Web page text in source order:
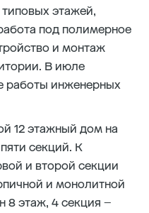
этажей,
под полимерное
и монтаж
В июле
работы инженерных
12 этажный дом на
секций. К
и второй секции
и монолитной
8 этаж, 4 секция –